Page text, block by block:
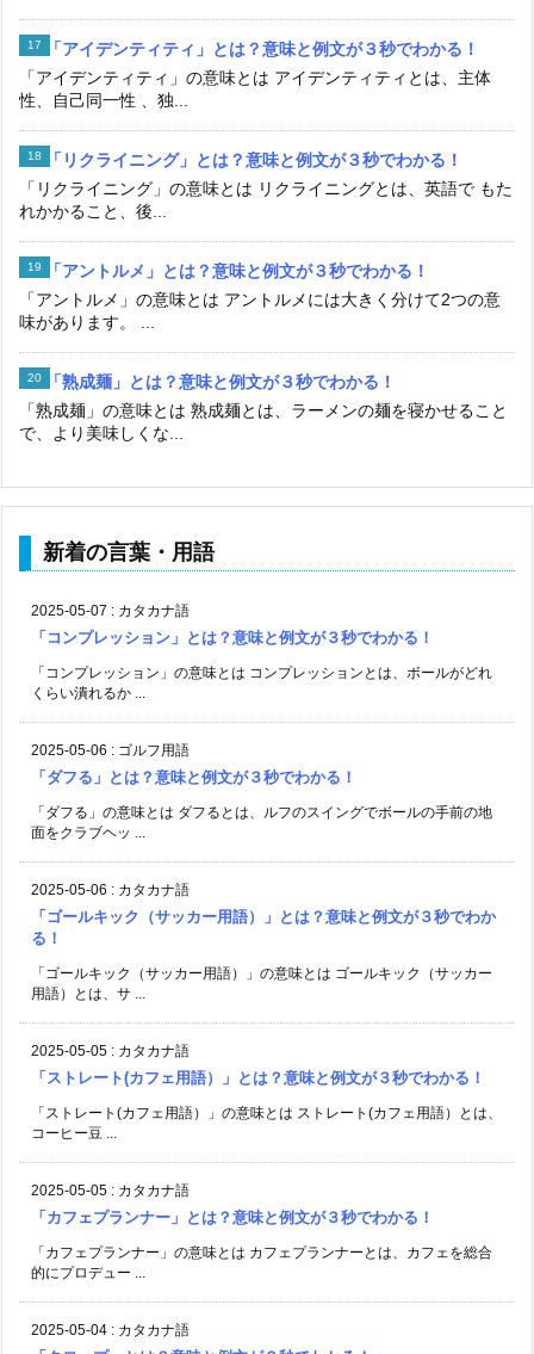
「アイデンティティ」とは？意味と例文が３秒でわかる！
「アイデンティティ」の意味とは アイデンティティとは、主体
性、自己同一性 、独...
「リクライニング」とは？意味と例文が３秒でわかる！
「リクライニング」の意味とは リクライニングとは、英語で もた
れかかること、後...
「アントルメ」とは？意味と例文が３秒でわかる！
「アントルメ」の意味とは アントルメには大きく分けて2つの意
味があります。 ...
「熟成麺」とは？意味と例文が３秒でわかる！
「熟成麺」の意味とは 熟成麺とは、ラーメンの麺を寝かせること
で、より美味しくな...
新着の言葉・用語
2025-05-07 : カタカナ語
「コンプレッション」とは？意味と例文が３秒でわかる！
「コンプレッション」の意味とは コンプレッションとは、ボールがどれ
くらい潰れるか ...
2025-05-06 : ゴルフ用語
「ダフる」とは？意味と例文が３秒でわかる！
「ダフる」の意味とは ダフるとは、ルフのスイングでボールの手前の地
面をクラブヘッ ...
2025-05-06 : カタカナ語
「ゴールキック（サッカー用語）」とは？意味と例文が３秒でわか
る！
「ゴールキック（サッカー用語）」の意味とは ゴールキック（サッカー
用語）とは、サ ...
2025-05-05 : カタカナ語
「ストレート(カフェ用語）」とは？意味と例文が３秒でわかる！
「ストレート(カフェ用語）」の意味とは ストレート(カフェ用語）とは、
コーヒー豆 ...
2025-05-05 : カタカナ語
「カフェプランナー」とは？意味と例文が３秒でわかる！
「カフェプランナー」の意味とは カフェプランナーとは、カフェを総合
的にプロデュー ...
2025-05-04 : カタカナ語